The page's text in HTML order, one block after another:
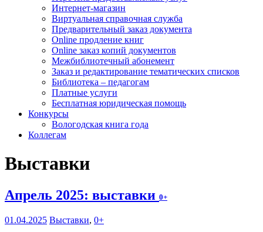
Интернет-магазин
Виртуальная справочная служба
Предварительный заказ документа
Online продление книг
Online заказ копий документов
Межбиблиотечный абонемент
Заказ и редактирование тематических списков
Библиотека – педагогам
Платные услуги
Бесплатная юридическая помощь
Конкурсы
Вологодская книга года
Коллегам
Выставки
Апрель 2025: выставки 0+
01.04.2025 Выставки, 0+